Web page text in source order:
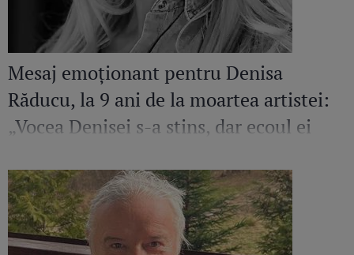
Mesaj emoționant pentru Denisa
Răducu, la 9 ani de la moartea artistei:
„Vocea Denisei s-a stins, dar ecoul ei